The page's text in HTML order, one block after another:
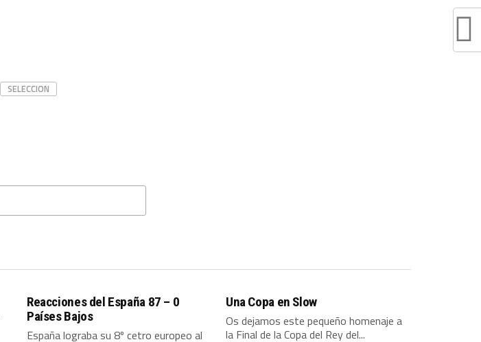
SELECCION
Reacciones del España 87 – 0
Países Bajos
España lograba su 8º cetro europeo al
Una Copa en Slow
Os dejamos este pequeño homenaje a
la Final de la Copa del Rey del...